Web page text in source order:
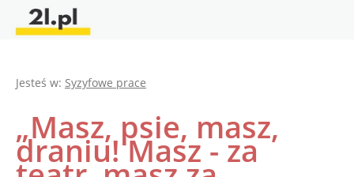
Jesteś w: Syzyfowe prace
„Masz, psie, masz,
draniu! Masz - za